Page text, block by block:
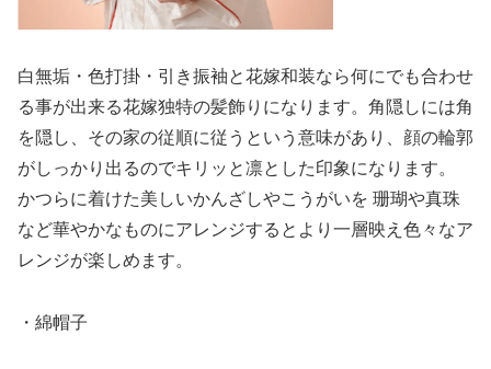
白無垢・色打掛・引き振袖と花嫁和装なら何にでも合わせ
る事が出来る花嫁独特の髪飾りになります。角隠しには角
を隠し、その家の従順に従うという意味があり、顔の輪郭
がしっかり出るのでキリッと凛とした印象になります。
かつらに着けた美しいかんざしやこうがいを 珊瑚や真珠
など華やかなものにアレンジするとより一層映え色々なア
レンジが楽しめます。
・綿帽子